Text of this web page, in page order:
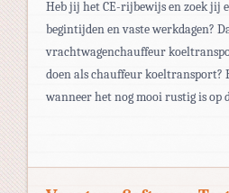
Heb jij het CE-rijbewijs en zoek jij
begintijden en vaste werkdagen?
vrachtwagenchauffeur
doen als chauffeur koeltransport?
wanneer het nog mooi rustig is op